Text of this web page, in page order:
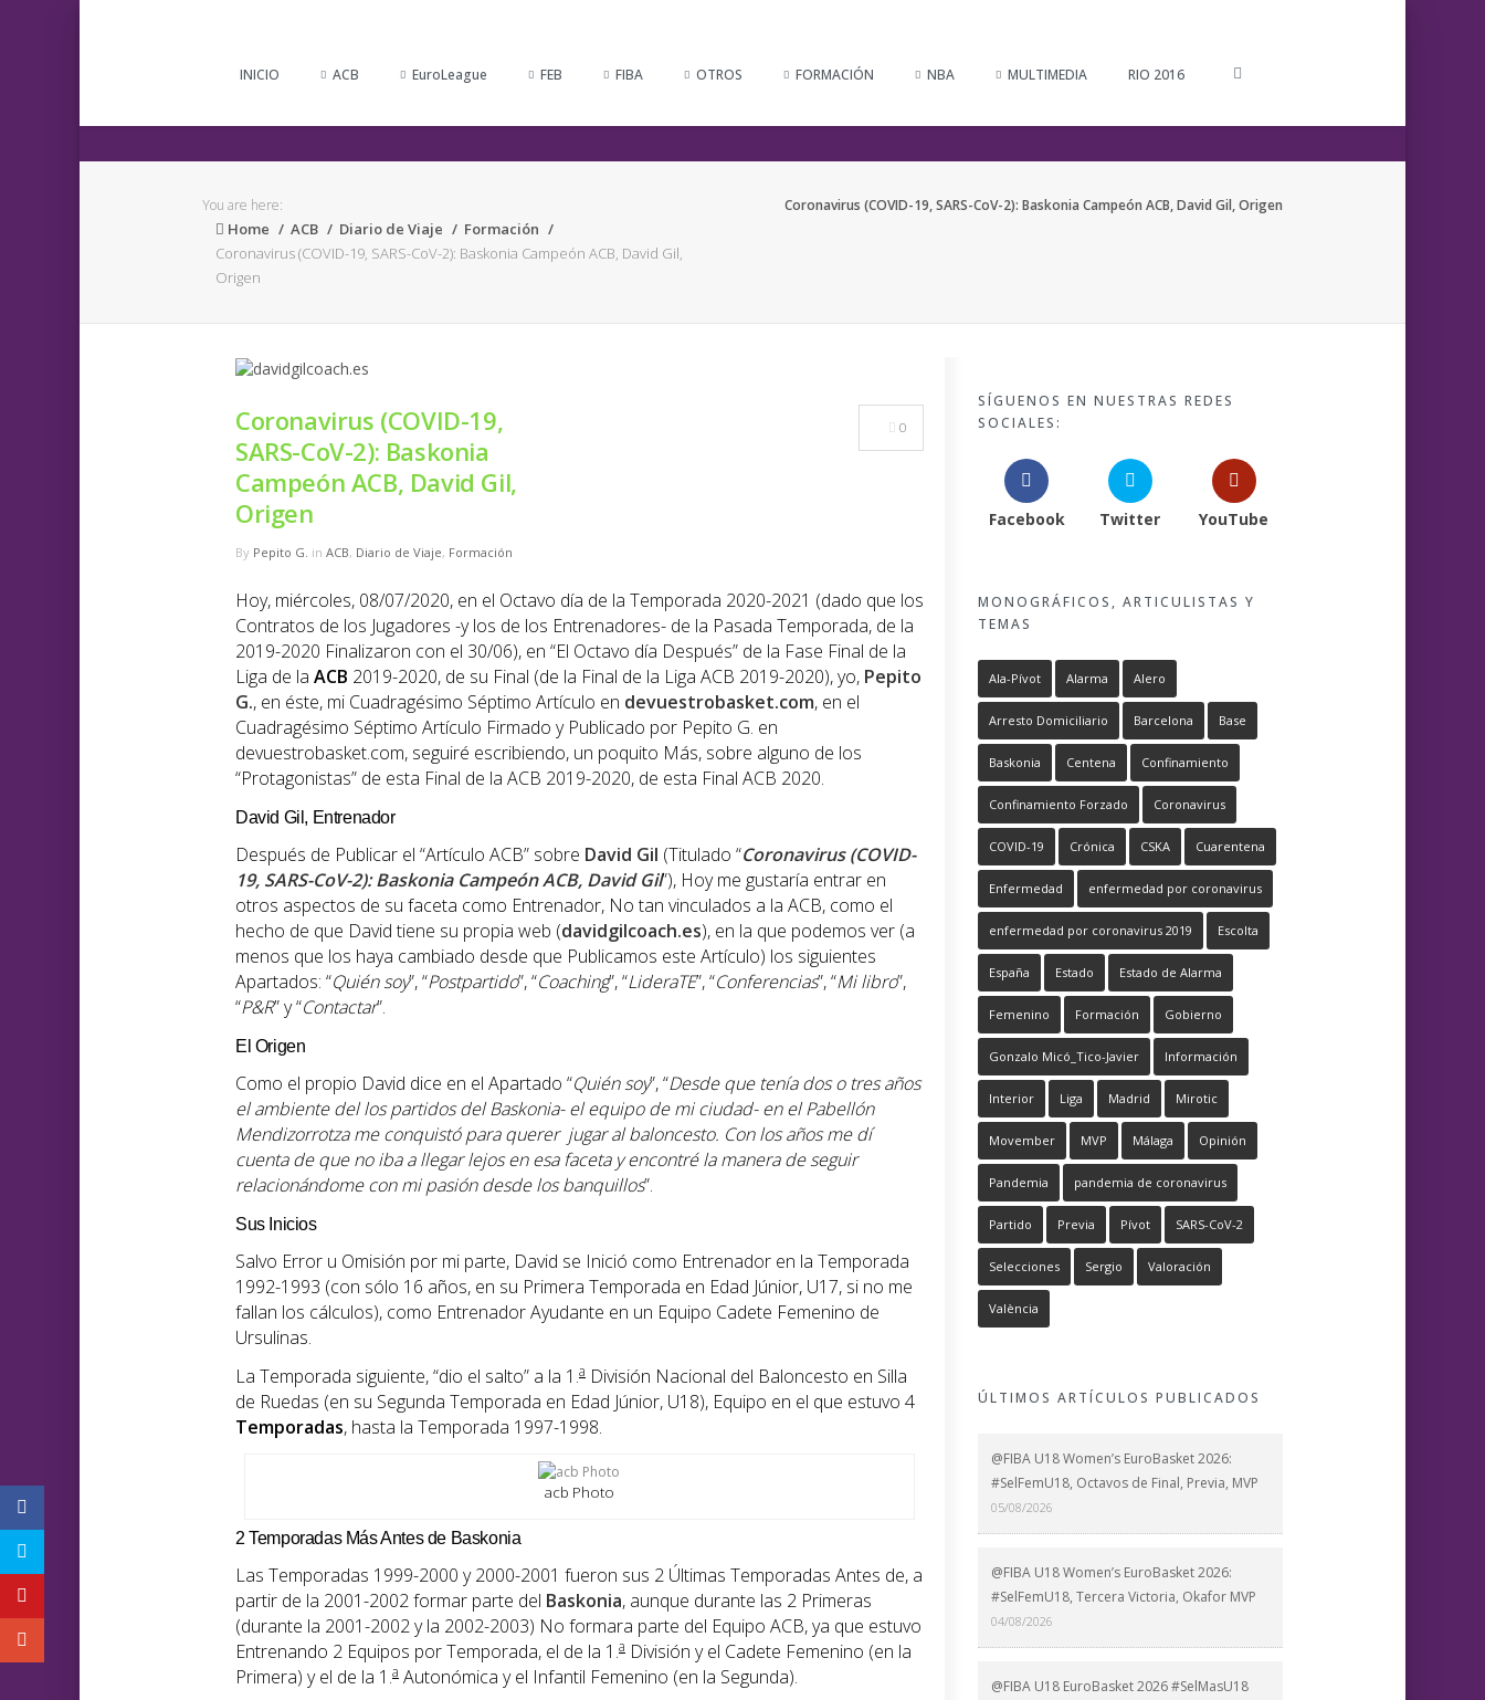
INICIO ACB EuroLeague FEB FIBA OTROS FORMACIÓN NBA MULTIMEDIA RIO 2016
You are here:
Home ACB Diario de Viaje
Formación
Coronavirus (COVID-19, SARS-CoV-2): Baskonia Campeón ACB, David Gil,
Origen
Coronavirus (COVID-19, SARS-CoV-2): Baskonia Campeón ACB, David Gil, Origen
Coronavirus (COVID-19,
SARS-CoV-2): Baskonia
Campeón ACB, David Gil,
Origen
By Pepito G. in ACB, Diario de Viaje, Formación
0
Hoy, miércoles, 08/07/2020, en el Octavo día de la Temporada 2020-2021 (dado que los
Contratos de los Jugadores -y los de los Entrenadores- de la Pasada Temporada, de la
2019-2020 Finalizaron con el 30/06), en “El Octavo día Después” de la Fase Final de la
Liga de la ACB 2019-2020, de su Final (de la Final de la Liga ACB 2019-2020), yo, Pepito
G., en éste, mi Cuadragésimo Séptimo Artículo en devuestrobasket.com, en el
Cuadragésimo Séptimo Artículo Firmado y Publicado por Pepito G. en
devuestrobasket.com, seguiré escribiendo, un poquito Más, sobre alguno de los
“Protagonistas” de esta Final de la ACB 2019-2020, de esta Final ACB 2020.
David Gil, Entrenador
Después de Publicar el “Artículo ACB” sobre David Gil (Titulado “Coronavirus (COVID-
19, SARS-CoV-2): Baskonia Campeón ACB, David Gil”), Hoy me gustaría entrar en
otros aspectos de su faceta como Entrenador, No tan vinculados a la ACB, como el
hecho de que David tiene su propia web (davidgilcoach.es), en la que podemos ver (a
menos que los haya cambiado desde que Publicamos este Artículo) los siguientes
Apartados: “Quién soy”, “Postpartido”, “Coaching”, “LideraTE”, “Conferencias”, “Mi libro”,
“P&R” y “Contactar”.
El Origen
Como el propio David dice en el Apartado “Quién soy”, “Desde que tenía dos o tres años
el ambiente del los partidos del Baskonia- el equipo de mi ciudad- en el Pabellón
Mendizorrotza me conquistó para querer jugar al baloncesto. Con los años me dí
cuenta de que no iba a llegar lejos en esa faceta y encontré la manera de seguir
relacionándome con mi pasión desde los banquillos”.
Sus Inicios
Salvo Error u Omisión por mi parte, David se Inició como Entrenador en la Temporada
1992-1993 (con sólo 16 años, en su Primera Temporada en Edad Júnior, U17, si no me
fallan los cálculos), como Entrenador Ayudante en un Equipo Cadete Femenino de
Ursulinas.
La Temporada siguiente, “dio el salto” a la 1.a División Nacional del Baloncesto en Silla
de Ruedas (en su Segunda Temporada en Edad Júnior, U18), Equipo en el que estuvo 4
Temporadas, hasta la Temporada 1997-1998.
acb Photo
2 Temporadas Más Antes de Baskonia
Las Temporadas 1999-2000 y 2000-2001 fueron sus 2 Últimas Temporadas Antes de, a
partir de la 2001-2002 formar parte del Baskonia, aunque durante las 2 Primeras
(durante la 2001-2002 y la 2002-2003) No formara parte del Equipo ACB, ya que estuvo
Entrenando 2 Equipos por Temporada, el de la 1.a División y el Cadete Femenino (en la
Primera) y el de la 1.a Autonómica y el Infantil Femenino (en la Segunda).
SÍGUENOS EN NUESTRAS REDES
SOCIALES:
Facebook Twitter YouTube
MONOGRÁFICOS, ARTICULISTAS Y
TEMAS
Ala-Pívot Alarma Alero
Arresto Domiciliario Barcelona Base
Baskonia Centena Confinamiento
Confinamiento Forzado Coronavirus
COVID-19 Crónica CSKA Cuarentena
Enfermedad enfermedad por coronavirus
enfermedad por coronavirus 2019 Escolta
España Estado Estado de Alarma
Femenino Formación Gobierno
Gonzalo Micó_Tico-Javier Información
Interior Liga Madrid Mirotic
Movember MVP Málaga Opinión
Pandemia pandemia de coronavirus
Partido Previa Pívot SARS-CoV-2
Selecciones Sergio Valoración
València
ÚLTIMOS ARTÍCULOS PUBLICADOS
@FIBA U18 Women’s EuroBasket 2026:
#SelFemU18, Octavos de Final, Previa, MVP
05/08/2026
@FIBA U18 Women’s EuroBasket 2026:
#SelFemU18, Tercera Victoria, Okafor MVP
04/08/2026
@FIBA U18 EuroBasket 2026 #SelMasU18